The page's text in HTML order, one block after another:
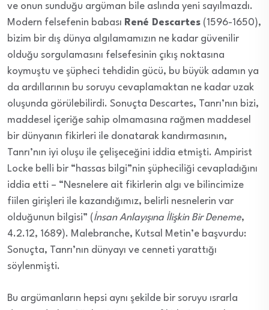
ve onun sunduğu argüman bile aslında yeni sayılmazdı.
Modern felsefenin babası René Descartes (1596-1650),
bizim bir dış dünya algılamamızın ne kadar güvenilir
olduğu sorgulamasını felsefesinin çıkış noktasına
koymuştu ve şüpheci tehdidin gücü, bu büyük adamın ya
da ardıllarının bu soruyu cevaplamaktan ne kadar uzak
oluşunda görülebilirdi. Sonuçta Descartes, Tanrı’nın bizi,
maddesel içeriğe sahip olmamasına rağmen maddesel
bir dünyanın fikirleri ile donatarak kandırmasının,
Tanrı’nın iyi oluşu ile çelişeceğini iddia etmişti. Ampirist
Locke belli bir “hassas bilgi”nin şüpheciliği cevapladığını
iddia etti – “Nesnelere ait fikirlerin algı ve bilincimize
fiilen girişleri ile kazandığımız, belirli nesnelerin var
olduğunun bilgisi” (İnsan Anlayışına İlişkin Bir Deneme,
4.2.12, 1689). Malebranche, Kutsal Metin’e başvurdu:
Sonuçta, Tanrı’nın dünyayı ve cenneti yarattığı
söylenmişti.
Bu argümanların hepsi aynı şekilde bir soruyu ısrarla